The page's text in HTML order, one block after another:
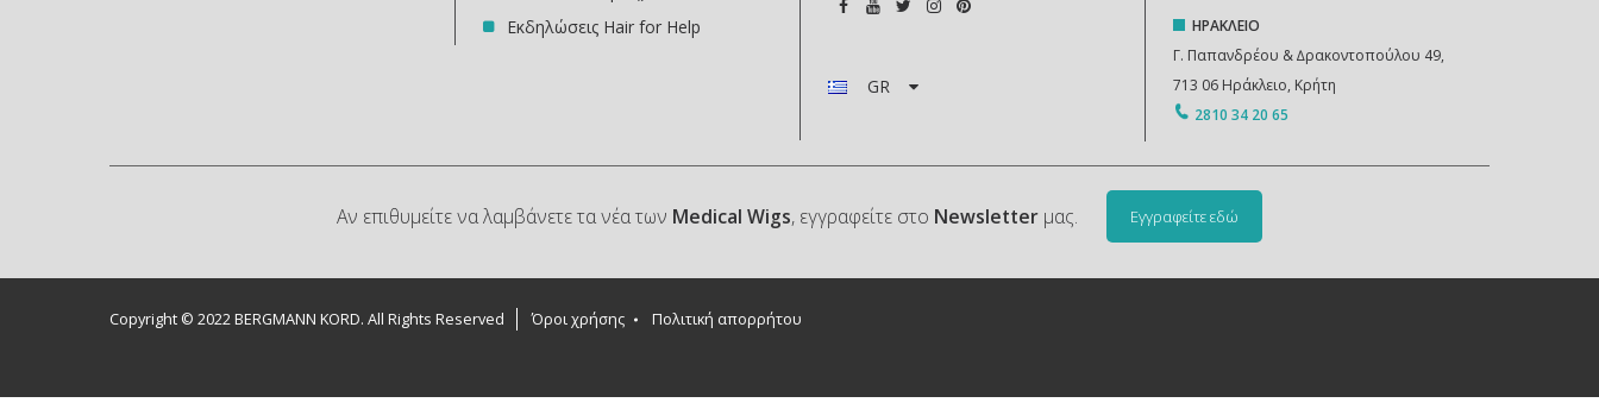
Εκδηλώσεις Ηair for Help
GR
ΗΡΑΚΛΕΙΟ
Γ. Παπανδρέου & ∆ρακοντοπούλου 49,
713 06 Ηράκλειο, Κρήτη
2810 34 20 65
Αν επιθυμείτε να λαμβάνετε τα νέα των Medical Wigs, εγγραφείτε στο Newsletter μας. Εγγραφείτε εδώ
Copyright © 2022 BERGMANN KORD. All Rights Reserved Όροι χρήσης Πολιτική απορρήτου